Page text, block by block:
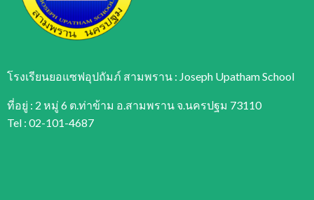
โรงเรียนยอแซฟอุปถัมภ์ สามพราน : Joseph Upatham School
ที่อยู่ : 2 หมู่ 6 ต.ท่าข้าม อ.สามพราน จ.นครปฐม 73110
Tel : 02-101-4687